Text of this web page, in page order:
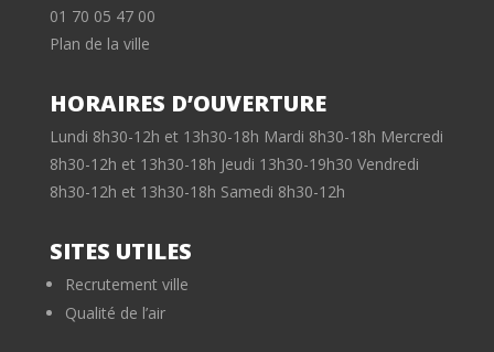
01 70 05 47 00
Plan de la ville
HORAIRES D’OUVERTURE
Lundi 8h30-12h et 13h30-18h Mardi 8h30-18h Mercredi
8h30-12h et 13h30-18h Jeudi 13h30-19h30 Vendredi
8h30-12h et 13h30-18h Samedi 8h30-12h
SITES UTILES
Recrutement ville
Qualité de l’air